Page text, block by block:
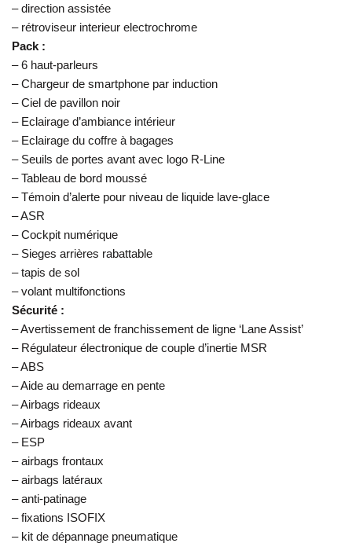
– direction assistée
– rétroviseur interieur electrochrome
Pack :
– 6 haut-parleurs
– Chargeur de smartphone par induction
– Ciel de pavillon noir
– Eclairage d’ambiance intérieur
– Eclairage du coffre à bagages
– Seuils de portes avant avec logo R-Line
– Tableau de bord moussé
– Témoin d’alerte pour niveau de liquide lave-glace
– ASR
– Cockpit numérique
– Sieges arrières rabattable
– tapis de sol
– volant multifonctions
Sécurité :
– Avertissement de franchissement de ligne ‘Lane Assist’
– Régulateur électronique de couple d’inertie MSR
– ABS
– Aide au demarrage en pente
– Airbags rideaux
– Airbags rideaux avant
– ESP
– airbags frontaux
– airbags latéraux
– anti-patinage
– fixations ISOFIX
– kit de dépannage pneumatique